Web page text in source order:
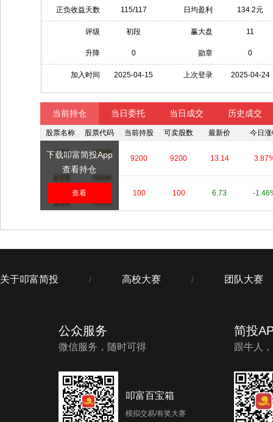
正负收益天数 115/117 日均盈利 134.2元
评级 初段 赢大盘 11
升降 0 勋章 0
加入时间 2025-04-15 上次登录 2025-04-24
当前持仓 当日委托 当日成交 历史成交
股票名称 股票代码 当前持股 可卖股数 最新价 今日
**** **** 9200 9200 13.14
100 100 6.73 -
下载叩富简投App
查看持仓
查看
关于叩富简投 / 高校大赛 / 团队大赛
公众服务
微信服务，随时可得
叩富百宝箱
模拟交易/有奖大赛
简投
跟牛人